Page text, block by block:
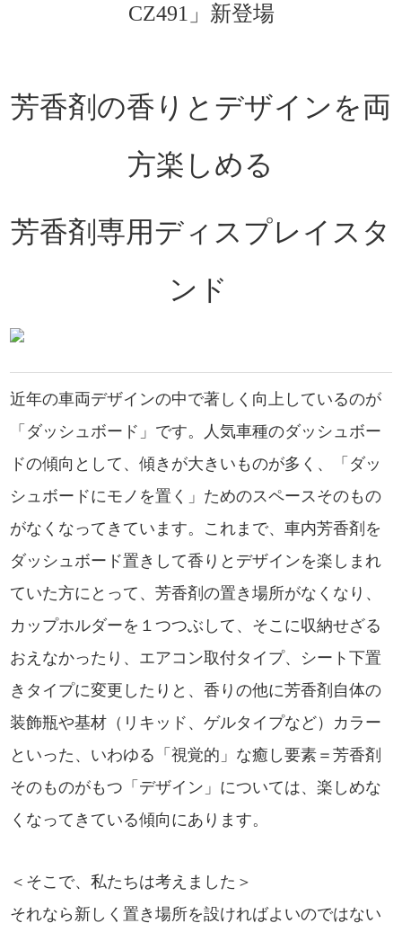
CZ491」新登場
芳香剤の香りとデザインを両
方楽しめる
芳香剤専用ディスプレイスタ
ンド
近年の車両デザインの中で著しく向上しているのが
「ダッシュボード」です。人気車種のダッシュボー
ドの傾向として、傾きが大きいものが多く、「ダッ
シュボードにモノを置く」ためのスペースそのもの
がなくなってきています。これまで、車内芳香剤を
ダッシュボード置きして香りとデザインを楽しまれ
ていた方にとって、芳香剤の置き場所がなくなり、
カップホルダーを１つつぶして、そこに収納せざる
おえなかったり、エアコン取付タイプ、シート下置
きタイプに変更したりと、香りの他に芳香剤自体の
装飾瓶や基材（リキッド、ゲルタイプなど）カラー
といった、いわゆる「視覚的」な癒し要素＝芳香剤
そのものがもつ「デザイン」については、楽しめな
くなってきている傾向にあります。
＜そこで、私たちは考えました＞
それなら新しく置き場所を設ければよいのではない